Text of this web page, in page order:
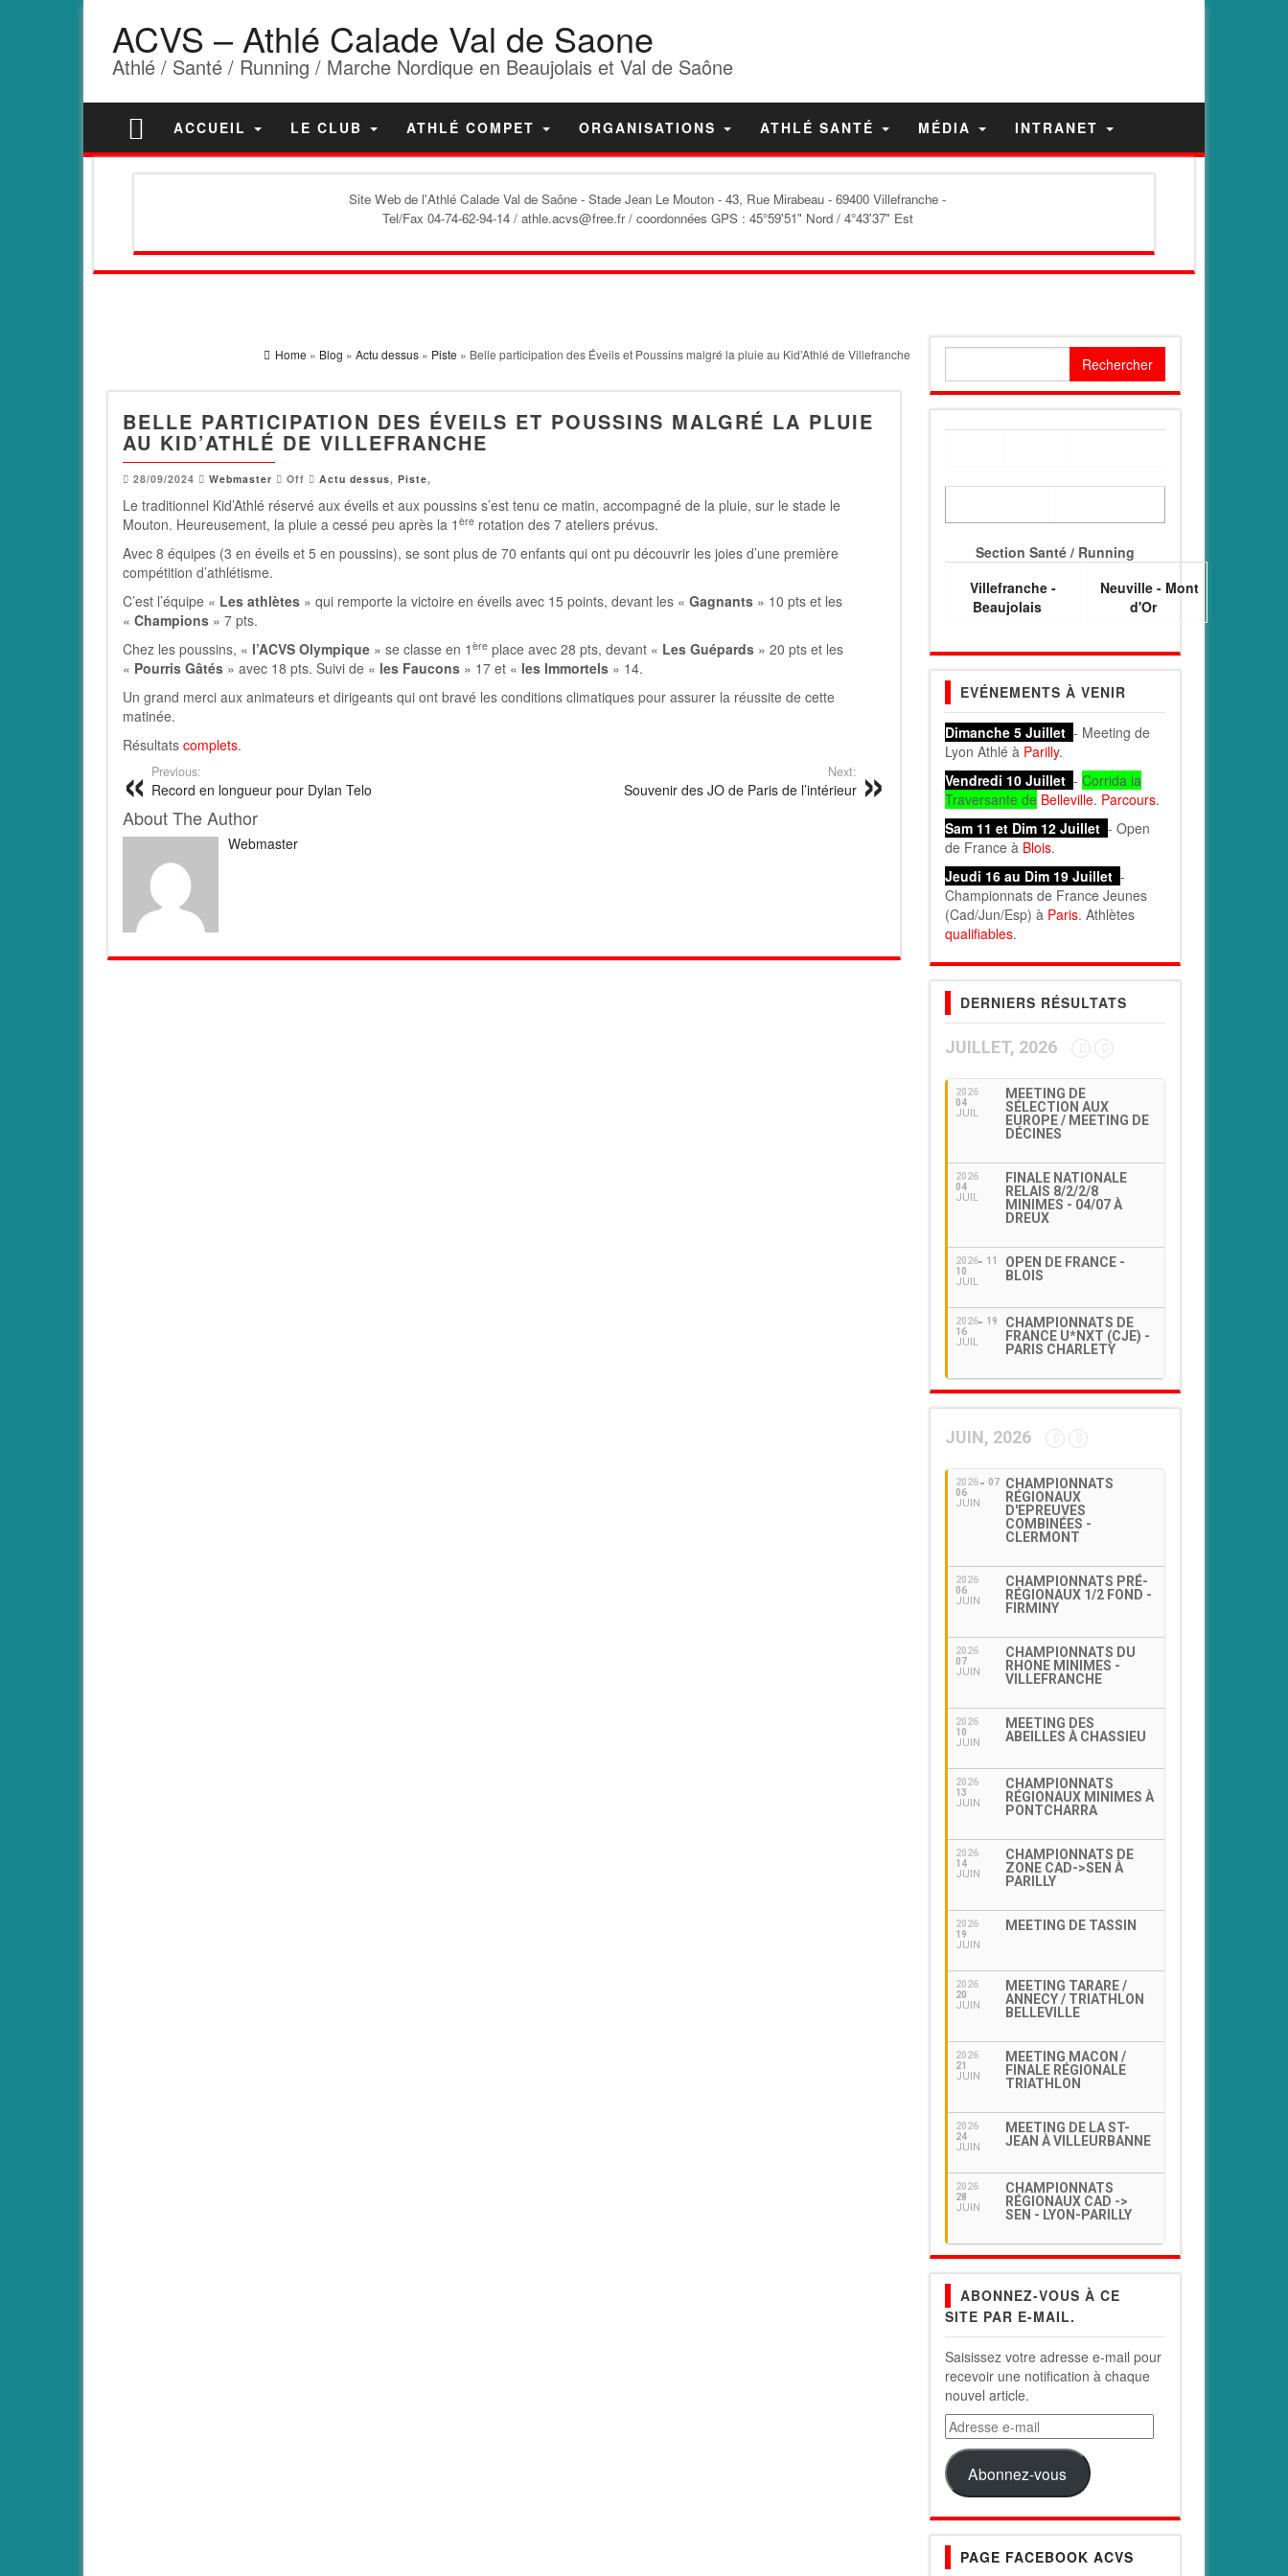
ACVS – Athlé Calade Val de Saone
Athlé / Santé / Running / Marche Nordique en Beaujolais et Val de Saône
ACCUEIL LE CLUB ATHLÉ COMPET ORGANISATIONS ATHLÉ SANTÉ MÉDIA INTRANET
Site Web de l'Athlé Calade Val de Saône - Stade Jean Le Mouton - 43, Rue Mirabeau - 69400 Villefranche -
Tel/Fax 04-74-62-94-14 / athle.acvs@free.fr / coordonnées GPS : 45°59'51" Nord / 4°43'37" Est
Home » Blog » Actu dessus» Piste » Belle participation des Éveils et Poussins malgré la pluie au Kid’Athlé de Villefranche
BELLE PARTICIPATION DES ÉVEILS ET POUSSINS MALGRÉ LA PLUIE
AU KID’ATHLÉ DE VILLEFRANCHE
28/09/2024 Webmaster Off Actu dessus, Piste,
Le traditionnel Kid’Athlé réservé aux éveils et aux poussins s’est tenu ce matin, accompagné de la pluie, sur le stade le
Mouton. Heureusement, la pluie a cessé peu après la 1 ère rotation des 7 ateliers prévus.
Avec 8 équipes (3 en éveils et 5 en poussins), se sont plus de 70 enfants qui ont pu découvrir les joies d’une première
compétition d’athlétisme.
C’est l’équipe « Les athlètes » qui remporte la victoire en éveils avec 15 points, devant les « Gagnants » 10 pts et les
« Champions » 7 pts.
Chez les poussins, « l’ACVS Olympique » se classe en 1 ère place avec 28 pts, devant « Les Guépards » 20 pts et les
« Pourris Gâtés » avec 18 pts. Suivi de « les Faucons » 17 et « les Immortels » 14.
Un grand merci aux animateurs et dirigeants qui ont bravé les conditions climatiques pour assurer la réussite de cette
matinée.
Résultats complets.
Previous:
Record en longueur pour Dylan Telo
Next:
Souvenir des JO de Paris de l’intérieur
About The Author
Webmaster
Section Santé / Running
Villefranche -
Beaujolais
Neuville - Mont
d'Or
EVÉNEMENTS À VENIR
Dimanche 5 Juillet - Meeting de
Lyon Athlé à Parilly.
Vendredi 10 Juillet - Corrida la
Traversante de Belleville. Parcours.
Sam 11 et Dim 12 Juillet - Open
de France à Blois.
Jeudi 16 au Dim 19 Juillet -
Championnats de France Jeunes
(Cad/Jun/Esp) à Paris. Athlètes
qualifiables.
DERNIERS RÉSULTATS
JUILLET, 2026
2026
04
JUIL
MEETING DE
SÉLECTION AUX
EUROPE / MEETING DE
DÉCINES
2026
04
JUIL
FINALE NATIONALE
RELAIS 8/2/2/8
MINIMES - 04/07 À
DREUX
2026
10
JUIL
11
OPEN DE FRANCE -
BLOIS
2026
16
JUIL
19
CHAMPIONNATS DE
FRANCE U*NXT (CJE) -
PARIS CHARLETY
JUIN, 2026
2026
06
JUIN
07
CHAMPIONNATS
RÉGIONAUX
D'EPREUVES
COMBINÉES -
CLERMONT
2026
06
JUIN
CHAMPIONNATS PRÉ-
RÉGIONAUX 1/2 FOND -
FIRMINY
2026
07
JUIN
CHAMPIONNATS DU
RHONE MINIMES -
VILLEFRANCHE
2026
10
JUIN
MEETING DES
ABEILLES À CHASSIEU
2026
13
JUIN
CHAMPIONNATS
RÉGIONAUX MINIMES À
PONTCHARRA
2026
14
JUIN
CHAMPIONNATS DE
ZONE CAD->SEN À
PARILLY
2026
19
JUIN
MEETING DE TASSIN
2026
20
JUIN
MEETING TARARE /
ANNECY / TRIATHLON
BELLEVILLE
2026
21
JUIN
MEETING MACON /
FINALE RÉGIONALE
TRIATHLON
2026
24
JUIN
MEETING DE LA ST-
JEAN À VILLEURBANNE
2026
28
JUIN
CHAMPIONNATS
RÉGIONAUX CAD ->
SEN - LYON-PARILLY
ABONNEZ-VOUS À CE
SITE PAR E-MAIL.
Saisissez votre adresse e-mail pour
recevoir une notification à chaque
nouvel article.
Adresse
e-
mail
Abonnez-vous
PAGE FACEBOOK ACVS